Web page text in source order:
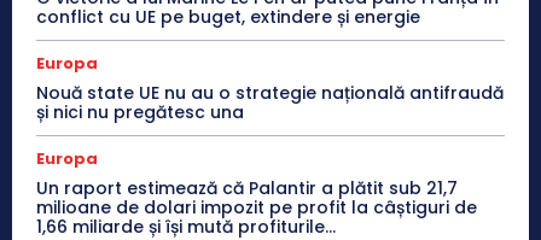
conflict cu UE pe buget, extindere și energie
Europa
Nouă state UE nu au o strategie națională antifraudă
și nici nu pregătesc una
Europa
Un raport estimează că Palantir a plătit sub 21,7
milioane de dolari impozit pe profit la câștiguri de
1,66 miliarde și își mută profiturile...